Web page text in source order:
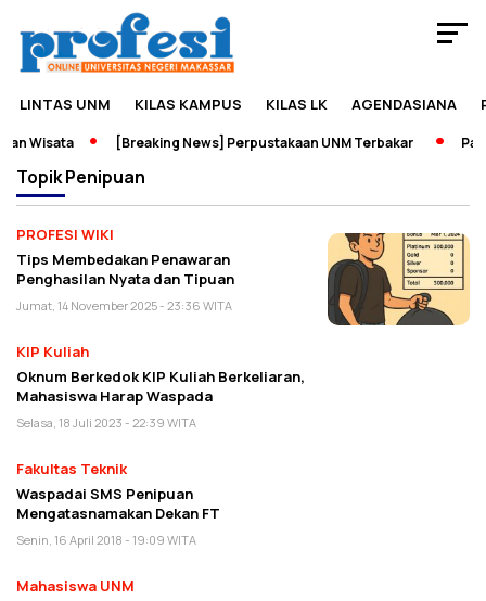
LINTAS UNM KILAS KAMPUS KILAS LK AGENDASIANA
Wisata [Breaking News] Perpustakaan UNM Terbakar
TopikPenipuan
PROFESI WIKI
Tips Membedakan Penawaran
Penghasilan Nyata dan Tipuan
Jumat, 14 November 2025 - 23:36 WITA
KIP Kuliah
Oknum Berkedok KIP Kuliah Berkeliaran,
Mahasiswa Harap Waspada
Selasa, 18 Juli 2023 - 22:39 WITA
Fakultas Teknik
Waspadai SMS Penipuan
Mengatasnamakan Dekan FT
Senin, 16 April 2018 - 19:09 WITA
Mahasiswa UNM